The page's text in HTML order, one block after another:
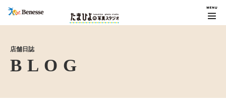
店舗日誌